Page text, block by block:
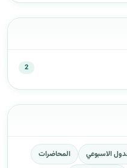
2
الاسبوعي
المحاضرات